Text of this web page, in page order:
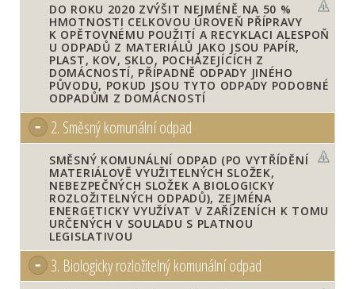
DO ROKU 2020 ZVÝŠIT NEJMÉNĚ NA 50 %
HMOTNOSTI CELKOVOU ÚROVEŇ PŘÍPRAVY
K OPĚTOVNÉMU POUŽITÍ A RECYKLACI ALESPOŇ
U ODPADŮ Z MATERIÁLŮ JAKO JSOU PAPÍR,
PLAST, KOV, SKLO, POCHÁZEJÍCÍCH Z
DOMÁCNOSTÍ, PŘÍPADNĚ ODPADY JINÉHO
PŮVODU, POKUD JSOU TYTO ODPADY PODOBNÉ
ODPADŮM Z DOMÁCNOSTÍ
2. Směsný komunální odpad
SMĚSNÝ KOMUNÁLNÍ ODPAD (PO VYTŘÍDĚNÍ
MATERIÁLOVĚ VYUŽITELNÝCH SLOŽEK,
NEBEZPEČNÝCH SLOŽEK A BIOLOGICKY
ROZLOŽITELNÝCH ODPADŮ), ZEJMÉNA
ENERGETICKY VYUŽÍVAT V ZAŘÍZENÍCH K TOMU
URČENÝCH V SOULADU S PLATNOU
LEGISLATIVOU
3. Biologicky rozložitelný komunální odpad